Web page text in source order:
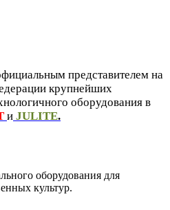
представителем на
крупнейших
оборудования в
и JULITE.
оборудования для
культур.